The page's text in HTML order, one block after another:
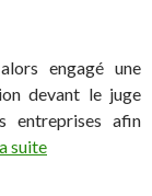
engagé une
devant le juge
entreprises afin
suite